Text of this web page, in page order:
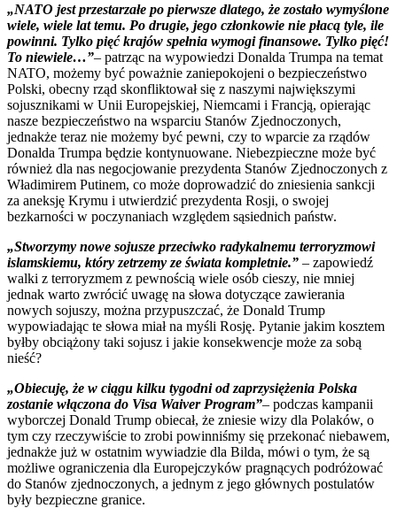
„NATO jest przestarzałe po pierwsze dlatego, że zostało wymyślone
wiele, wiele lat temu. Po drugie, jego członkowie nie płacą tyle, ile
powinni. Tylko pięć krajów spełnia wymogi finansowe. Tylko pięć!
To niewiele…”– patrząc na wypowiedzi Donalda Trumpa na temat
NATO, możemy być poważnie zaniepokojeni o bezpieczeństwo
Polski, obecny rząd skonfliktował się z naszymi największymi
sojusznikami w Unii Europejskiej, Niemcami i Francją, opierając
nasze bezpieczeństwo na wsparciu Stanów Zjednoczonych,
jednakże teraz nie możemy być pewni, czy to wparcie za rządów
Donalda Trumpa będzie kontynuowane. Niebezpieczne może być
również dla nas negocjowanie prezydenta Stanów Zjednoczonych z
Władimirem Putinem, co może doprowadzić do zniesienia sankcji
za aneksję Krymu i utwierdzić prezydenta Rosji, o swojej
bezkarności w poczynaniach względem sąsiednich państw.
„Stworzymy nowe sojusze przeciwko radykalnemu terroryzmowi
islamskiemu, który zetrzemy ze świata kompletnie.” – zapowiedź
walki z terroryzmem z pewnością wiele osób cieszy, nie mniej
jednak warto zwrócić uwagę na słowa dotyczące zawierania
nowych sojuszy, można przypuszczać, że Donald Trump
wypowiadając te słowa miał na myśli Rosję. Pytanie jakim kosztem
byłby obciążony taki sojusz i jakie konsekwencje może za sobą
nieść?
„Obiecuję, że w ciągu kilku tygodni od zaprzysiężenia Polska
zostanie włączona do Visa Waiver Program”– podczas kampanii
wyborczej Donald Trump obiecał, że zniesie wizy dla Polaków, o
tym czy rzeczywiście to zrobi powinniśmy się przekonać niebawem,
jednakże już w ostatnim wywiadzie dla Bilda, mówi o tym, że są
możliwe ograniczenia dla Europejczyków pragnących podróżować
do Stanów zjednoczonych, a jednym z jego głównych postulatów
były bezpieczne granice.